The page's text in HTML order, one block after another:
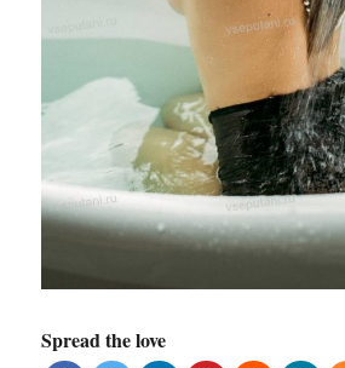
Spread the love